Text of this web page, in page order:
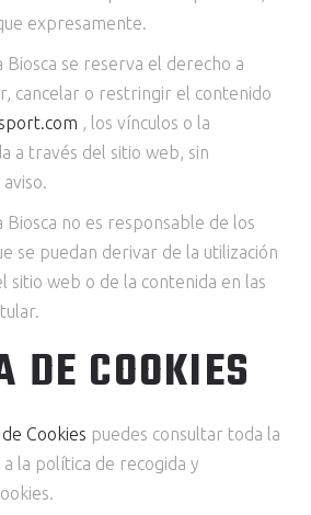
expresamente.
Biosca se reserva el derecho a
cancelar o restringir el contenido
, los vínculos o la
a través del sitio web, sin
Biosca no es responsable de los
se puedan derivar de la utilización
sitio web o de la contenida en las
DE COOKIES
Cookies puedes consultar toda la
la política de recogida y